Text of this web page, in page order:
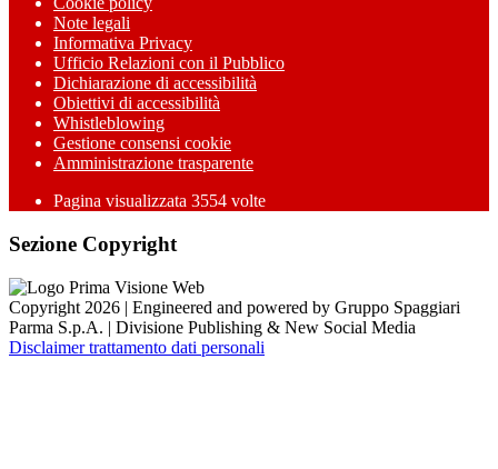
Note legali
Informativa Privacy
Ufficio Relazioni con il Pubblico
Dichiarazione di accessibilità
Obiettivi di accessibilità
Whistleblowing
Gestione consensi cookie
Amministrazione trasparente
Pagina visualizzata 3554 volte
Sezione Copyright
Copyright 2026 | Engineered and powered by Gruppo Spaggiari
Parma S.p.A. | Divisione Publishing & New Social Media
Disclaimer trattamento dati personali